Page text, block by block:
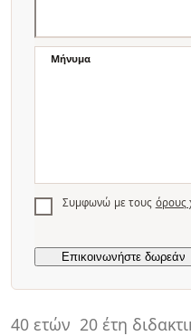
40 ετών 20 έτη
Μήνυμα
Συμφωνώ με τους όρους